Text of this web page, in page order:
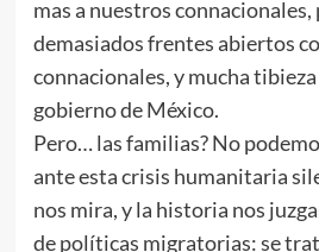
mas a nuestros connacionales,
demasiados frentes abiertos
connacionales, y mucha
gobierno de México.
Pero… las familias? No
ante esta crisis humanitaria
nos mira, y la historia nos
de políticas migratorias: se